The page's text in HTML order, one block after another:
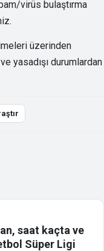
virüs bulaştırma
üzerinden
yasadışı durumlardan
saat kaçta ve
Süper Ligi